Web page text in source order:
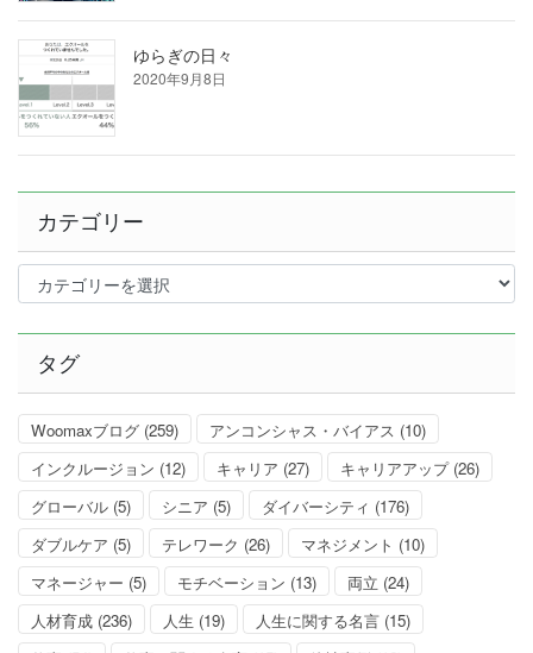
ゆらぎの日々
2020年9月8日
カテゴリー
カ
テ
タグ
Woomaxブログ (259) アンコンシャス・バイアス (10)
インクルージョン (12) キャリア (27) キャリアアップ(26)
グローバル (5) シニア (5) ダイバーシティ (176)
ダブルケア (5) テレワーク (26) マネジメント (10)
マネージャー (5) モチベーション (13) 両立 (24)
人材育成 (236) 人生 (19) 人生に関する名言 (15)